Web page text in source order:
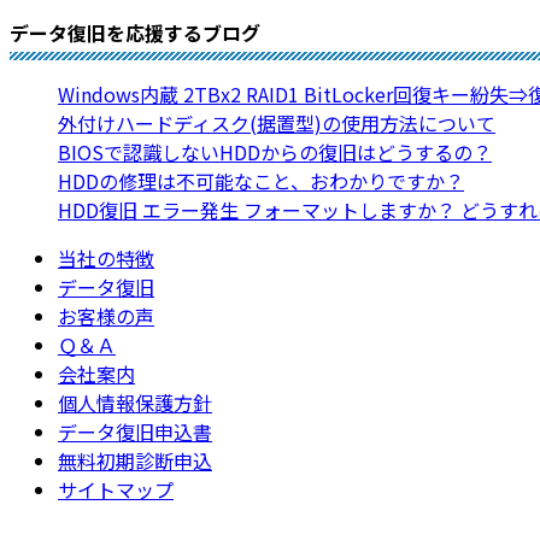
データ復旧を応援するブログ
Windows内蔵 2TBx2 RAID1 BitLocker回復キー紛失⇒
外付けハードディスク(据置型)の使用方法について
BIOSで認識しないHDDからの復旧はどうするの？
HDDの修理は不可能なこと、おわかりですか？
HDD復旧 エラー発生 フォーマットしますか？ どうす
当社の特徴
データ復旧
お客様の声
Ｑ＆Ａ
会社案内
個人情報保護方針
データ復旧申込書
無料初期診断申込
サイトマップ